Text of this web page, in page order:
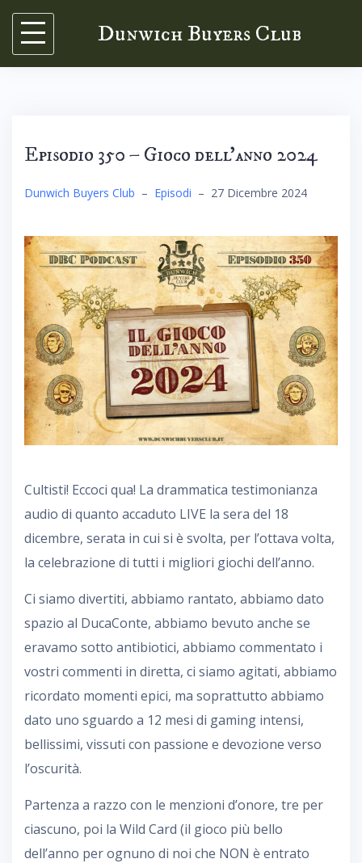
Skip
content
Dunwich Buyers Club
Episodio 350 – Gioco dell’anno 2024
Dunwich Buyers Club – Episodi – 27 Dicembre 2024
Cultisti! Eccoci qua! La drammatica testimonianza
audio di quanto accaduto LIVE la sera del 18
dicembre, serata in cui si è svolta, per l’ottava volta,
la celebrazione di tutti i migliori giochi dell’anno.
Ci siamo divertiti, abbiamo rantato, abbiamo dato
spazio al DucaConte, abbiamo bevuto anche se
eravamo sotto antibiotici, abbiamo commentato i
vostri commenti in diretta, ci siamo agitati, abbiamo
ricordato momenti epici, ma soprattutto abbiamo
dato uno sguardo a 12 mesi di gaming intensi,
bellissimi, vissuti con passione e devozione verso
l’oscurità.
Partenza a razzo con le menzioni d’onore, tre per
ciascuno, poi la Wild Card (il gioco più bello
dell’anno per ognuno di noi che NON è entrato